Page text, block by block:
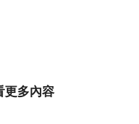
更多內容